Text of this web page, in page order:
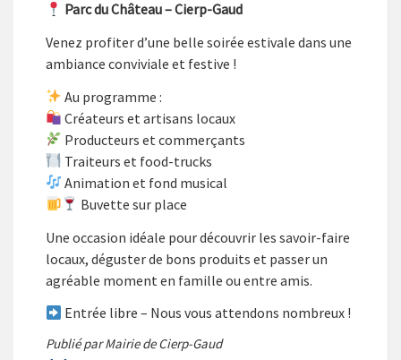
Parc du Château – Cierp-Gaud
Venez profiter d’une belle soirée estivale dans une
ambiance conviviale et festive !
Au programme :
Créateurs et artisans locaux
Producteurs et commerçants
Traiteurs et food-trucks
Animation et fond musical
Buvette sur place
Une occasion idéale pour découvrir les savoir-faire
locaux, déguster de bons produits et passer un
agréable moment en famille ou entre amis.
Entrée libre – Nous vous attendons nombreux !
Publié par Mairie de Cierp-Gaud